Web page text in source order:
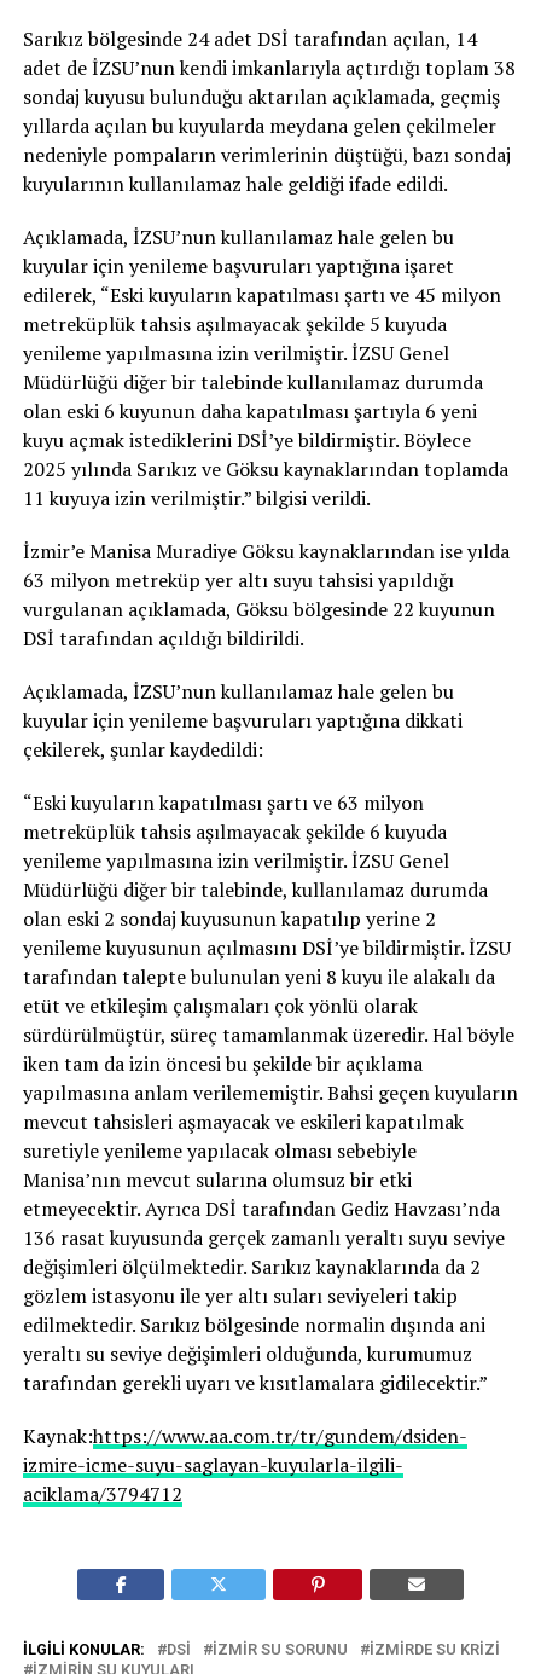
Sarıkız bölgesinde 24 adet DSİ tarafından açılan, 14
adet de İZSU’nun kendi imkanlarıyla açtırdığı toplam 38
sondaj kuyusu bulunduğu aktarılan açıklamada, geçmiş
yıllarda açılan bu kuyularda meydana gelen çekilmeler
nedeniyle pompaların verimlerinin düştüğü, bazı sondaj
kuyularının kullanılamaz hale geldiği ifade edildi.
Açıklamada, İZSU’nun kullanılamaz hale gelen bu
kuyular için yenileme başvuruları yaptığına işaret
edilerek, “Eski kuyuların kapatılması şartı ve 45 milyon
metreküplük tahsis aşılmayacak şekilde 5 kuyuda
yenileme yapılmasına izin verilmiştir. İZSU Genel
Müdürlüğü diğer bir talebinde kullanılamaz durumda
olan eski 6 kuyunun daha kapatılması şartıyla 6 yeni
kuyu açmak istediklerini DSİ’ye bildirmiştir. Böylece
2025 yılında Sarıkız ve Göksu kaynaklarından toplamda
11 kuyuya izin verilmiştir.” bilgisi verildi.
İzmir’e Manisa Muradiye Göksu kaynaklarından ise yılda
63 milyon metreküp yer altı suyu tahsisi yapıldığı
vurgulanan açıklamada, Göksu bölgesinde 22 kuyunun
DSİ tarafından açıldığı bildirildi.
Açıklamada, İZSU’nun kullanılamaz hale gelen bu
kuyular için yenileme başvuruları yaptığına dikkati
çekilerek, şunlar kaydedildi:
“Eski kuyuların kapatılması şartı ve 63 milyon
metreküplük tahsis aşılmayacak şekilde 6 kuyuda
yenileme yapılmasına izin verilmiştir. İZSU Genel
Müdürlüğü diğer bir talebinde, kullanılamaz durumda
olan eski 2 sondaj kuyusunun kapatılıp yerine 2
yenileme kuyusunun açılmasını DSİ’ye bildirmiştir. İZSU
tarafından talepte bulunulan yeni 8 kuyu ile alakalı da
etüt ve etkileşim çalışmaları çok yönlü olarak
sürdürülmüştür, süreç tamamlanmak üzeredir. Hal böyle
iken tam da izin öncesi bu şekilde bir açıklama
yapılmasına anlam verilememiştir. Bahsi geçen kuyuların
mevcut tahsisleri aşmayacak ve eskileri kapatılmak
suretiyle yenileme yapılacak olması sebebiyle
Manisa’nın mevcut sularına olumsuz bir etki
etmeyecektir. Ayrıca DSİ tarafından Gediz Havzası’nda
136 rasat kuyusunda gerçek zamanlı yeraltı suyu seviye
değişimleri ölçülmektedir. Sarıkız kaynaklarında da 2
gözlem istasyonu ile yer altı suları seviyeleri takip
edilmektedir. Sarıkız bölgesinde normalin dışında ani
yeraltı su seviye değişimleri olduğunda, kurumumuz
tarafından gerekli uyarı ve kısıtlamalara gidilecektir.”
Kaynak:https://www.aa.com.tr/tr/gundem/dsiden-
izmire-icme-suyu-saglayan-kuyularla-ilgili-
aciklama/3794712
İLGILI KONULAR: DSİ İZMIR SU SORUNU
İZMIRDE SU KRIZI
İZMIRIN SU KUYULARI